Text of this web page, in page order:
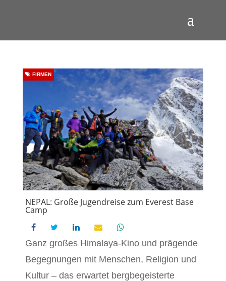
NEPAL: Große Jugendreise zum Everest Base
Camp
FIRMEN
Ganz großes Himalaya-Kino und prägende
Begegnungen mit Menschen, Religion und
Kultur – das erwartet bergbegeisterte